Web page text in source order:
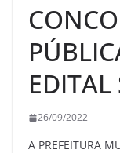
EDITAL
26/09/2022
A PREFEITURA